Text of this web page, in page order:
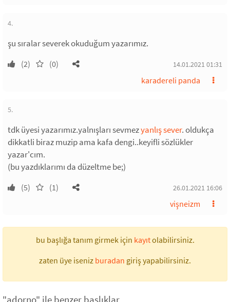
4.
şu sıralar severek okuduğum yazarımız.
(2) (0) 14.01.2021 01:31
karadereli panda
5.
tdk üyesi yazarımız.yalnışları sevmezyanlış sever. oldukça
dikkatli biraz muzip ama kafa dengi..keyifli sözlükler
yazar'cım.
(bu yazdıklarımı da düzeltme be;)
(5) (1) 26.01.2021 16:06
vişneizm
bu başlığa tanım girmek için kayıtolabilirsiniz.
zaten üye iseniz buradan giriş yapabilirsiniz.
"adorno" ile benzer başlıklar